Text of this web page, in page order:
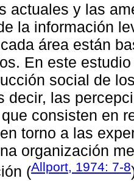
actuales y las
la información
área están
En este
social de
decir, las
consisten en
torno a las
organización
(Allport, 1974: 7-8